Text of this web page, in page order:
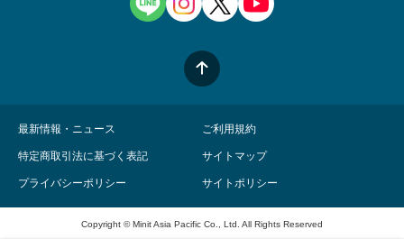
最新情報・ニュース ご利用規約
特定商取引法に基づく表記 サイトマップ
プライバシーポリシー サイトポリシー
Copyright © Minit Asia Pacific Co., Ltd. All Rights Reserved